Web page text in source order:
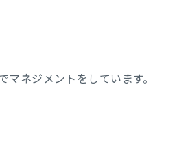
ネジメントをしています。